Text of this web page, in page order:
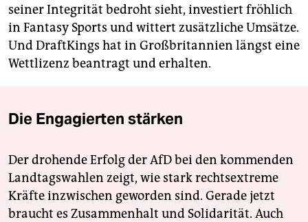
seiner Integrität bedroht sieht, investiert fröhlich
in Fantasy Sports und wittert zusätzliche Umsätze.
Und DraftKings hat in Großbritannien längst eine
Wettlizenz beantragt und erhalten.
Die Engagierten stärken
Der drohende Erfolg der AfD bei den kommenden
Landtagswahlen zeigt, wie stark rechtsextreme
Kräfte inzwischen geworden sind. Gerade jetzt
braucht es Zusammenhalt und Solidarität. Auch